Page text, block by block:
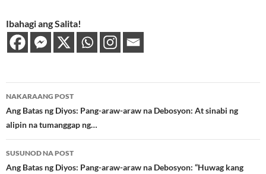
Ibahagi ang Salita!
Post
navigation
NAKARAANG POST
Ang Batas ng Diyos: Pang-araw-araw na Debosyon: At sinabi ng
alipin na tumanggap ng…
SUSUNOD NA POST
Ang Batas ng Diyos: Pang-araw-araw na Debosyon: “Huwag kang